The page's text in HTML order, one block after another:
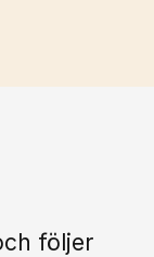
följer